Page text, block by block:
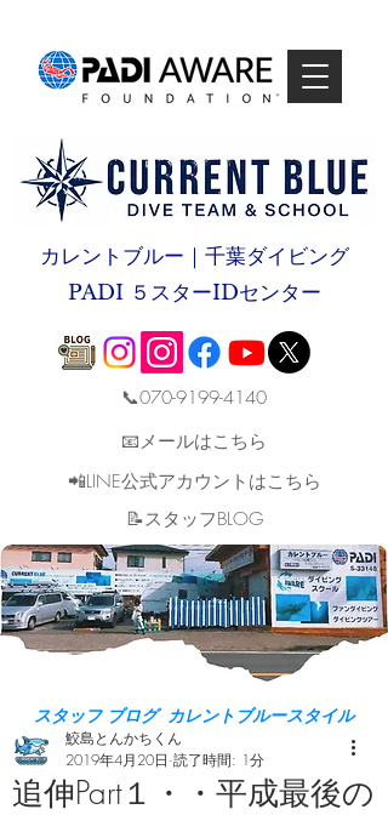
カレントブルー｜千葉ダイビング
PADI ５スターIDセンター
📞070-9199-4140
📧メールはこちら
📲LINE公式アカウントはこちら
​📝スタッフBLOG
スタッフ ブログ カレントブルースタイル
追伸Part１・・平成最後の
鮫島とんかちくん
2019年4月20日 読了時間: 1分